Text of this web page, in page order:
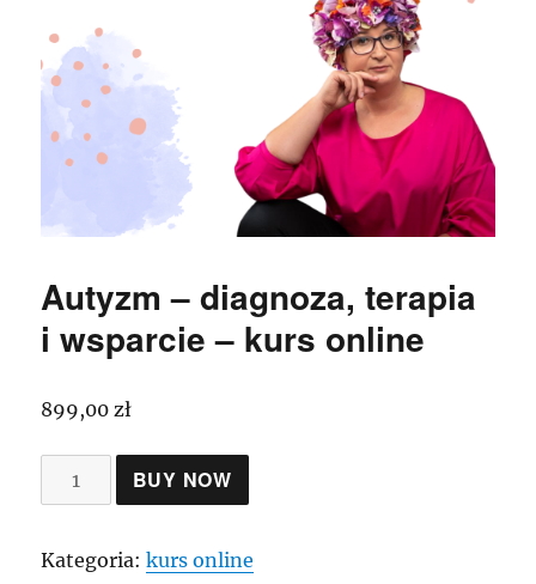
Autyzm – diagnoza, terapia
i wsparcie – kurs online
899,00zł
ilość
Autyzm
diagnoza,
BUY NOW
Kategoria:kurs online